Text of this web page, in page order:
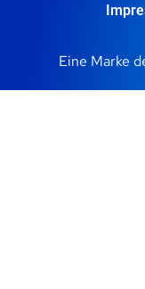
Eine Marke